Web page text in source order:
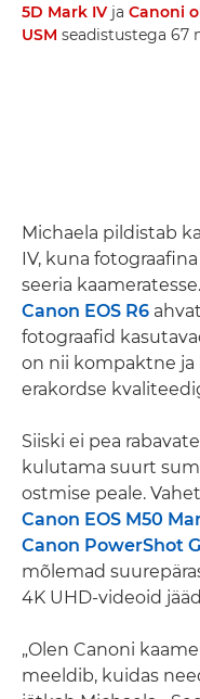
5D Mark IV ja Canoni
USM seadistustega 67
Michaela pildistab
IV, kuna
seeria
Canon EOS R6
fotograafid
on nii kompaktne ja
erakordse
Siiski ei pea
kulutama suurt
ostmise peale.
Canon EOS M50
Canon PowerShot
mõlemad
4K UHD-videoid
„Olen Canoni
meeldib, kuidas